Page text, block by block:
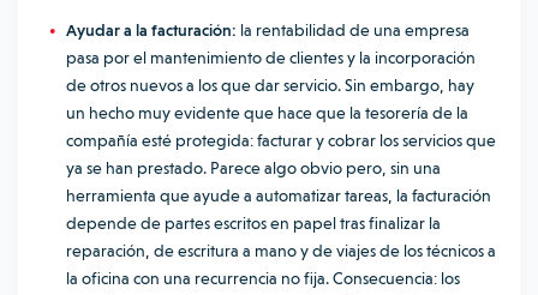
Ayudar a la facturación: la rentabilidad de una empresa
pasa por el mantenimiento de clientes y la incorporación
de otros nuevos a los que dar servicio. Sin embargo, hay
un hecho muy evidente que hace que la tesorería de la
compañía esté protegida: facturar y cobrar los servicios que
ya se han prestado. Parece algo obvio pero, sin una
herramienta que ayude a automatizar tareas, la facturación
depende de partes escritos en papel tras finalizar la
reparación, de escritura a mano y de viajes de los técnicos a
la oficina con una recurrencia no fija. Consecuencia: los